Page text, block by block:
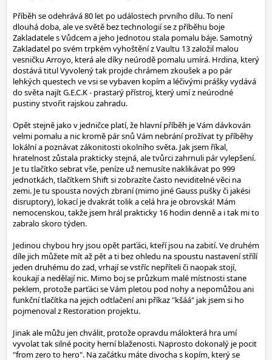
Příběh se odehrává 80 let po událostech prvního dílu. To není
dlouhá doba, ale ve světě bez technologií se z příběhu boje
Zakladatele s Vůdcem a jeho Jednotou stala pomalu báje. Samotný
Zakladatel po svém trpkém vyhoštění z Vaultu 13 založil malou
vesničku Arroyo, která ale díky neúrodě pomalu umírá. Hrdina, který
dostává titul Vyvolený tak projde chrámem zkoušek a po pár
lehkých questech ve vsi se vybaven kopím a léčivými prášky vydává
do světa najít G.E.C.K - prastarý přístroj, který umí z neúrodné
pustiny stvořit rajskou zahradu.
Opět stejně jako v jedničce platí, že hlavní příběh je Vám dávkován
velmi pomalu a nic kromě pár snů Vám nebrání prožívat ty příběhy
lokální a poznávat zákonitosti okolního světa. Jak jsem říkal,
hratelnost zůstala prakticky stejná, ale tvůrci zahrnuli pár vylepšení.
Je tu tlačítko sebrat vše, peníze už nemusíte naklikávat po 999
jednotkách, tlačítkem Shift si zobrazíte často neviditelné věci na
zemi. Je tu spousta nových zbraní (mimo jiné Gauss pušky či jakési
disruptory), lokací je dvakrát tolik a celá hra je obrovská! Mám
nemocenskou, takže jsem hrál prakticky 16 hodin denně a i tak mi to
zabralo skoro týden.
Jedinou chybou hry jsou opět parťáci, kteří jsou na zabití. Ve druhém
díle jich můžete mít až pět a ti bez ohledu na spoustu nastavení střílí
jeden druhému do zad, vrhají se vstříc nepříteli či naopak stojí,
koukají a nedělají nic. Mimo boj se průzkum malé místnosti stane
peklem, protože parťáci se Vám pletou pod nohy a nepomůžou ani
funkční tlačítka na jejich odtlačení ani příkaz "kšáá" jak jsem si ho
pojmenoval z Restoration projektu.
Jinak ale můžu jen chválit, protože opravdu málokterá hra umí
vyvolat tak silné pocity herní blaženosti. Naprosto dokonalý je pocit
"from zero to hero". Na začátku máte divocha s kopím, který se